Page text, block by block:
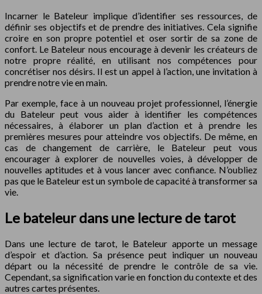
Incarner le Bateleur implique d’identifier ses ressources, de
définir ses objectifs et de prendre des initiatives. Cela signifie
croire en son propre potentiel et oser sortir de sa zone de
confort. Le Bateleur nous encourage à devenir les créateurs de
notre propre réalité, en utilisant nos compétences pour
concrétiser nos désirs. Il est un appel à l’action, une invitation à
prendre notre vie en main.
Par exemple, face à un nouveau projet professionnel, l’énergie
du Bateleur peut vous aider à identifier les compétences
nécessaires, à élaborer un plan d’action et à prendre les
premières mesures pour atteindre vos objectifs. De même, en
cas de changement de carrière, le Bateleur peut vous
encourager à explorer de nouvelles voies, à développer de
nouvelles aptitudes et à vous lancer avec confiance. N’oubliez
pas que le Bateleur est un symbole de capacité à transformer sa
vie.
Le bateleur dans une lecture de tarot
Dans une lecture de tarot, le Bateleur apporte un message
d’espoir et d’action. Sa présence peut indiquer un nouveau
départ ou la nécessité de prendre le contrôle de sa vie.
Cependant, sa signification varie en fonction du contexte et des
autres cartes présentes.